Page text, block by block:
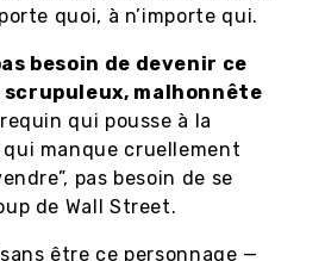
quoi, à n’importe qui.
besoin de devenir ce
scrupuleux, malhonnête
qui pousse à la
manque cruellement
pas besoin de se
de Wall Street.
être ce personnage —